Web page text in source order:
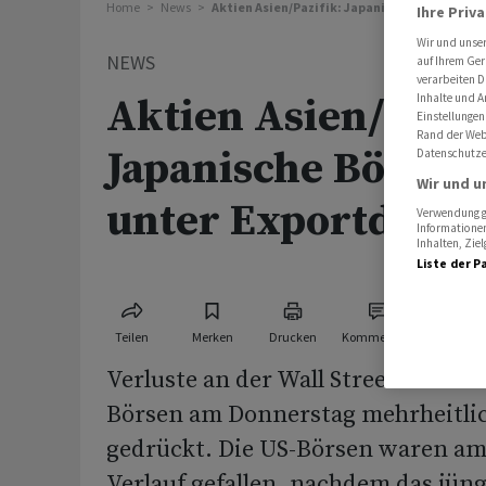
Home News Aktien Asien/Pazifik: Japanische Börse
NEWS
Aktien Asien/
Japanische Börse
unter Exportdaten
Teilen Merken Drucken Kommentare
Verluste an der Wall Street haben
Börsen am Donnerstag
gedrückt. Die US-Börsen waren
Ihre
Wir und
auf Ihrem
verarbeiten
Inhalte und
Rand der
Wir und
Verwendung
Inhalten,
Liste der